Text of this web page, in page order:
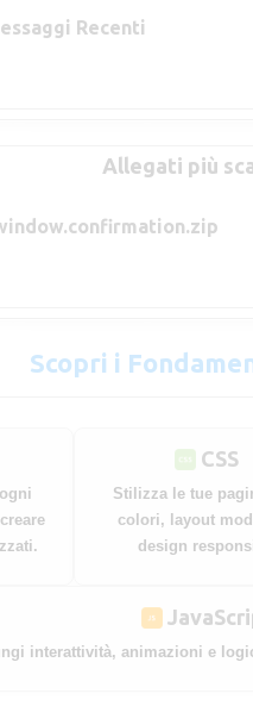
Recenti
Allegati più
Scopri i
CSS
Stilizza le tue
colori, layout
design
interattività, animazioni e